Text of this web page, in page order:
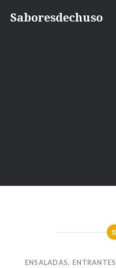
Saboresdechuso
ENSALADAS, ENTRANTES